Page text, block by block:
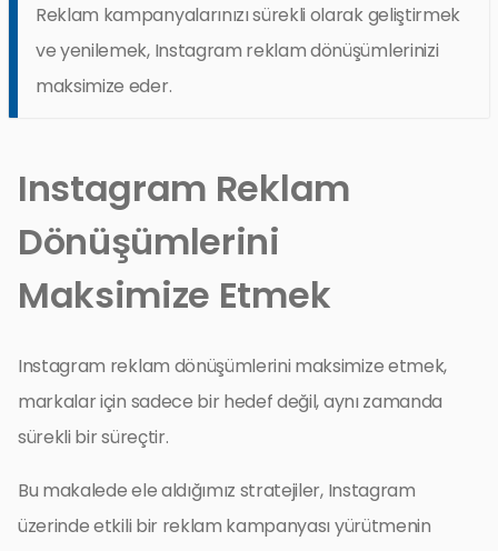
Reklam kampanyalarınızı sürekli olarak geliştirmek
ve yenilemek, Instagram reklam dönüşümlerinizi
maksimize eder.
Instagram Reklam
Dönüşümlerini
Maksimize Etmek
Instagram reklam dönüşümlerini maksimize etmek,
markalar için sadece bir hedef değil, aynı zamanda
sürekli bir süreçtir.
Bu makalede ele aldığımız stratejiler, Instagram
üzerinde etkili bir reklam kampanyası yürütmenin